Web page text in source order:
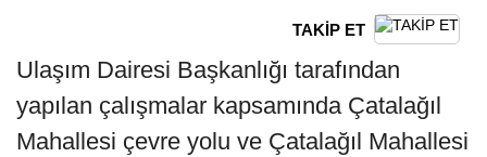
TAKİP ET
Ulaşım Dairesi Başkanlığı tarafından
yapılan çalışmalar kapsamında Çatalağıl
Mahallesi çevre yolu ve Çatalağıl Mahallesi